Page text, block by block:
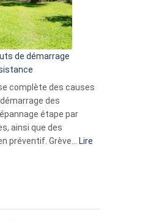
de démarrage
complète des causes
des
étape par
ainsi que des
préventif. Grève…
Lire